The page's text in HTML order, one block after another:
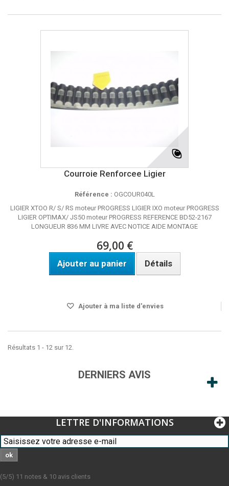
Courroie Renforcee Ligier
Référence : OGCOUR040L
LIGIER XTOO R/ S/ RS moteur PROGRESS LIGIER IXO moteur PROGRESS
LIGIER OPTIMAX/ JS50 moteur PROGRESS REFERENCE BD52-2167
LONGUEUR 836 MM LIVRE AVEC NOTICE AIDE MONTAGE
69,00 €
Ajouter au panier Détails
Ajouter à ma liste d'envies
Résultats 1 - 12 sur 12.
DERNIERS AVIS
LETTRE D'INFORMATIONS
ok
(5/5) 11 notes & 10 avis clients